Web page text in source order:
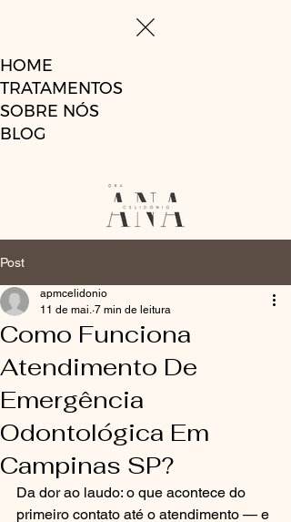
HOME
TRATAMENTOS
SOBRE NÓS
BLOG
Post
Como Funciona
Atendimento De
Emergência
Odontológica Em
Campinas SP?
apmcelidonio
11 de mai. 7 min de leitura
Da dor ao laudo: o que acontece do
primeiro contato até o atendimento — e